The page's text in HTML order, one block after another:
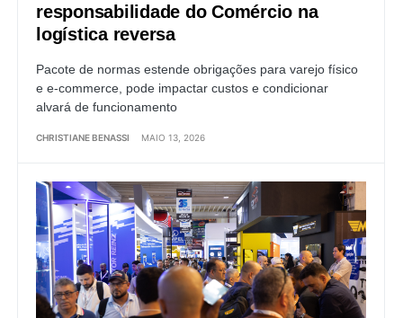
responsabilidade do Comércio na
logística reversa
Pacote de normas estende obrigações para varejo físico
e e-commerce, pode impactar custos e condicionar
alvará de funcionamento
CHRISTIANE BENASSI MAIO 13, 2026